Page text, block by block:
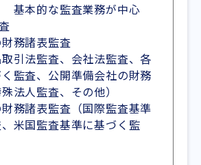
基本的な監査業務が中心
務諸表監査
引法監査、会社法監査、各
監査、公開準備会社の財務
法人監査、その他）
財務諸表監査（国際監査基準
米国監査基準に基づく監